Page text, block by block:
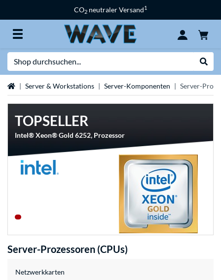
CO2 neutraler Versand1
StartseiteServer & Workstations Server-Komponenten Server-
TOPSELLER
Intel® Xeon® Gold 6252, Prozessor
Server-Prozessoren (CPUs)
Netzwerkkarten